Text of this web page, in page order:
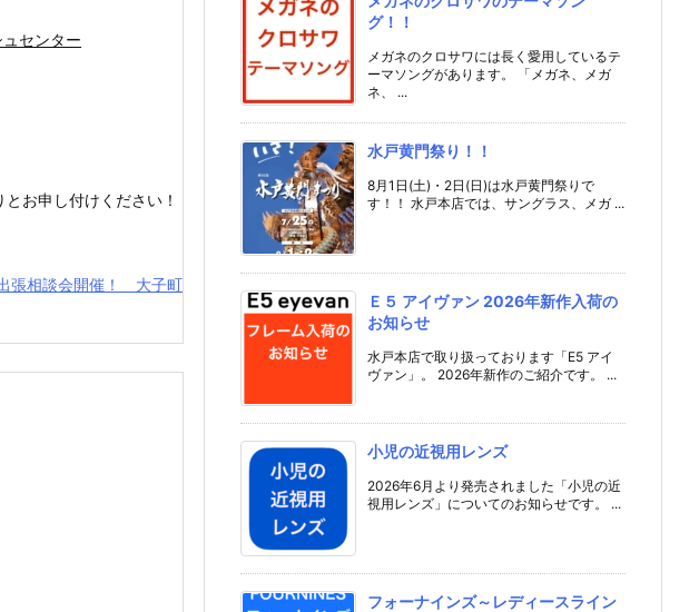
センター
お申し付けください！
張相談会開催！ 大子町
グ！！
メガネのクロサワには長く愛用しているテ
ーマソングがあります。 「メガネ、メガ
ネ、 ...
水戸黄門祭り！！
8月1日(土)・2日(日)は水戸黄門祭りで
す！！ 水戸本店では、サングラス、メガ ...
Ｅ５ アイヴァン 2026年新作入荷の
お知らせ
水戸本店で取り扱っております「E5 アイ
ヴァン」。 2026年新作のご紹介です。 ...
小児の近視用レンズ
2026年6月より発売されました「小児の近
視用レンズ」についてのお知らせです。 ...
フォーナインズ～レディースライン